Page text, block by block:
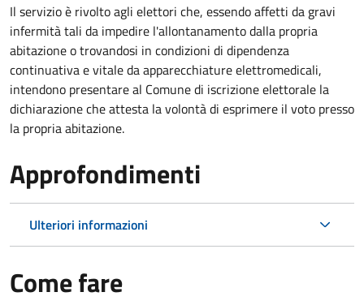
Il servizio è rivolto agli elettori che, essendo affetti da gravi
infermità tali da impedire l'allontanamento dalla propria
abitazione o trovandosi in condizioni di dipendenza
continuativa e vitale da apparecchiature elettromedicali,
intendono presentare al Comune di iscrizione elettorale la
dichiarazione che attesta la volontà di esprimere il voto presso
la propria abitazione.
Approfondimenti
Ulteriori informazioni
Come fare